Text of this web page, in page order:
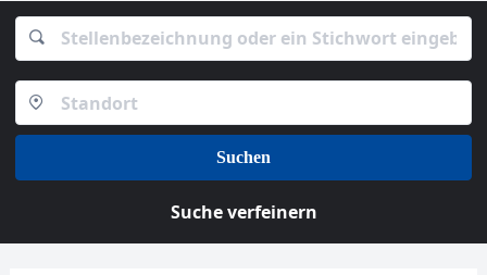
Suchen
Suche verfeinern